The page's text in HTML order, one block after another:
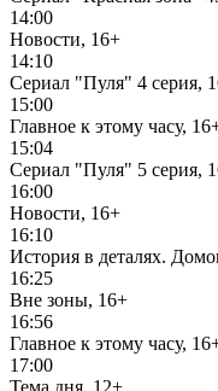
14:00
Новости, 16+
14:10
Сериал "Пуля" 4 серия,
15:00
Главное к этому часу,
15:04
Сериал "Пуля" 5 серия,
16:00
Новости, 16+
16:10
История в деталях.
16:25
Вне зоны, 16+
16:56
Главное к этому часу,
17:00
Тема дня, 12+